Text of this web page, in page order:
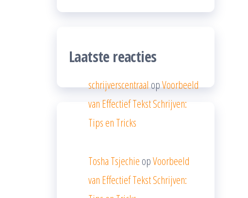
Laatste reacties
schrijverscentraalopVoorbeeld
van Effectief Tekst Schrijven:
Tips en Tricks
Tosha Tsjechie opVoorbeeld
van Effectief Tekst Schrijven: